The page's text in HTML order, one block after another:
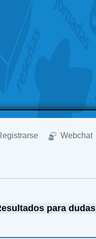
Webchat
para dudas